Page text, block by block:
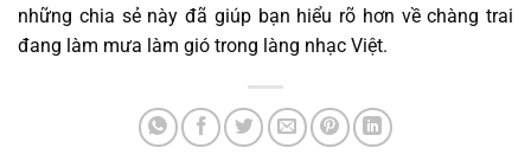
những chia sẻ này đã giúp bạn hiểu rõ hơn về chàng trai
đang làm mưa làm gió trong làng nhạc Việt.